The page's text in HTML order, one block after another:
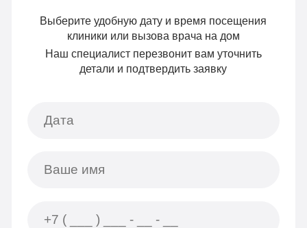
Выберите удобную дату и время посещения
клиники или вызова врача на дом
Наш специалист перезвонит вам уточнить
детали и подтвердить заявку